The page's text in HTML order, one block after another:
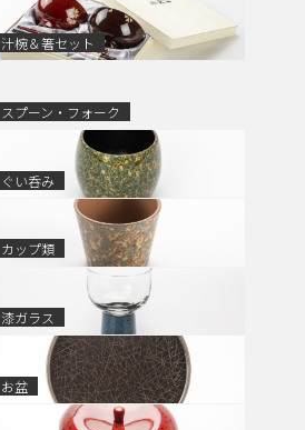
汁椀＆箸セット
スプーン・フォーク
ぐい呑み
カップ類
漆ガラス
お盆